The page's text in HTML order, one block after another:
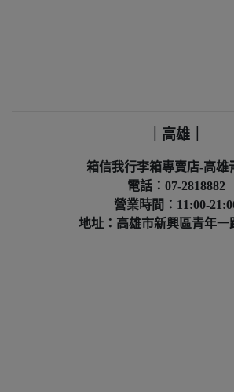
｜高雄｜
箱信我行李箱專賣店-高雄
電話：07-2818882
營業時間：11:00-
地址：高雄市新興區青年一